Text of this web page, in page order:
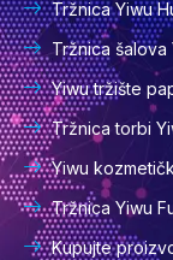
Tržnica Yiwu
Tržnica šalova
Yiwu tržište
Tržnica torbi
Yiwu
Tržnica Yiwu
Kupujte